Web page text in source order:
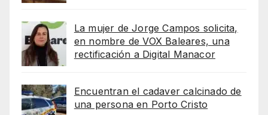
La mujer de Jorge Campos solicita,
en nombre de VOX Baleares, una
rectificación a Digital Manacor
Encuentran el cadaver calcinado de
una persona en Porto Cristo